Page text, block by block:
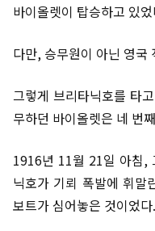
바이올렛이 탑승하고 있
다만, 승무원이 아닌 영국
그렇게 브리타닉호를 타
무하던 바이올렛은 네 번
1916년 11월 21일 아침,
닉호가 기뢰 폭발에 휘
보트가 심어놓은 것이었다.